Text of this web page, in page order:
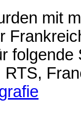
mit